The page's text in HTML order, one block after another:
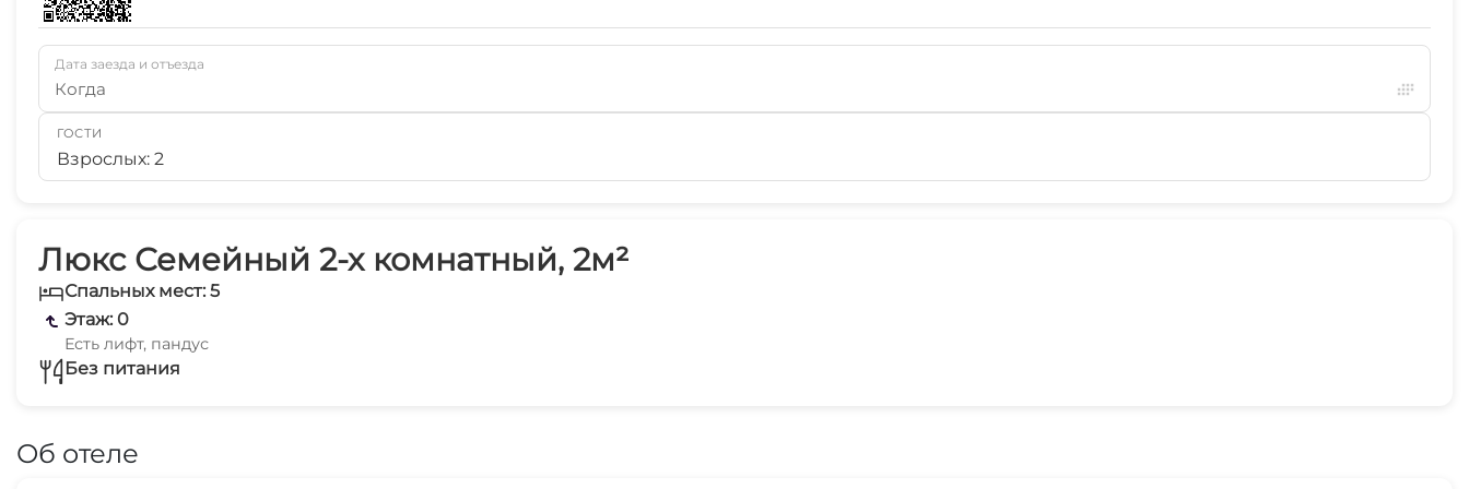
Люкс Семейный 2-х комнатный, 2м²
Спальных мест: 5
Этаж: 0
Есть лифт, пандус
Без питания
Об отеле
Дата заезда и отъезда
Когда
ГОСТИ
Взрослых: 2